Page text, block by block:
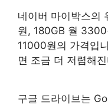
네이버 마이박스의
원, 180GB 월
11000원의 가격입
면 조금 더 저렴해
구글 드라이브는